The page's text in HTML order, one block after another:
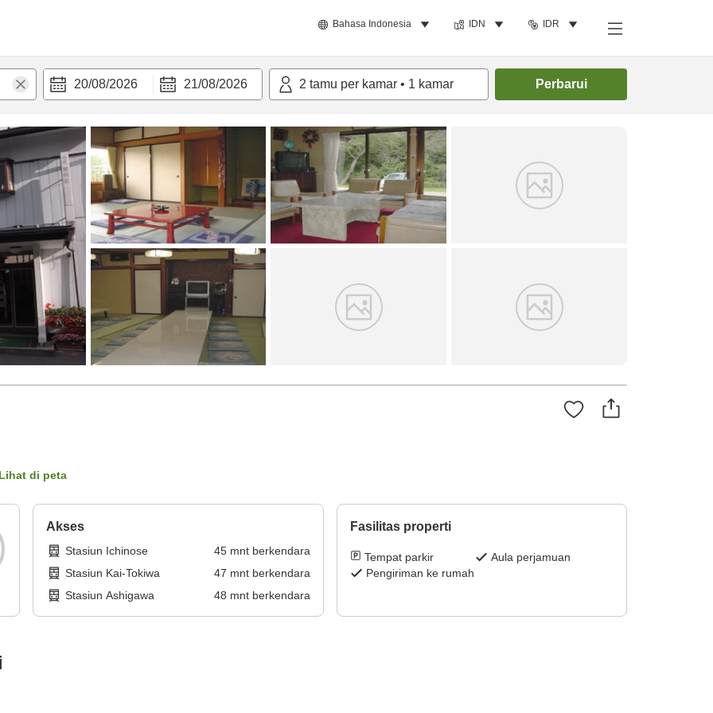
Bahasa Indonesia IDN IDR
20/08/2026 21/08/2026 2 tamu per kamar • 1 kamar Perbarui
Cari kamar
Lihat di peta
Akses
Stasiun Ichinose 45mnt berkendara
Stasiun Kai-Tokiwa
47 mnt berkendara
Stasiun Ashigawa
48 mnt berkendara
Fasilitas properti
Tempat parkir
Aula perjamuan
Pengiriman ke rumah